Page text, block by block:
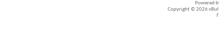
Powered
Copyright © 2026